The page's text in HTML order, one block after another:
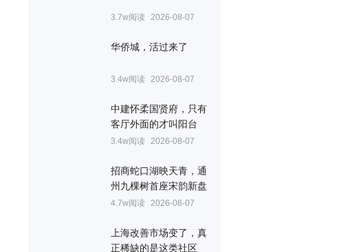
3.7w阅读 2026-08-07
华侨城，活过来了
3.4w阅读 2026-08-07
中建怀柔国贤府，只有
客厅外面的才叫阳台
3.4w阅读 2026-08-07
招商蛇口湖映天青，通
州九棵树首座宋韵新盘
4.7w阅读 2026-08-07
上海改善市场变了，真
正稀缺的是这类社区